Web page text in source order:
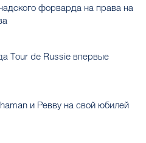
форварда на права на
Tour de Russie впервые
и Ревву на свой юбилей